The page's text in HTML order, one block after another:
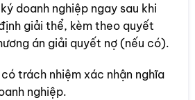
doanh nghiệp ngay sau khi
giải thể, kèm theo quyết
án giải quyết nợ (nếu có).
trách nhiệm xác nhận nghĩa
nghiệp.